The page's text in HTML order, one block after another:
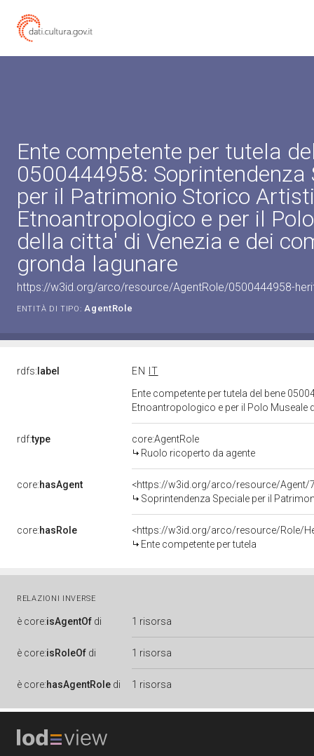
Ente competente per tutela
0500444958: Soprintendenza
per il Patrimonio Storico
Etnoantropologico e per il
della citta' di Venezia e dei
gronda lagunare
https://w3id.org/arco/resource/AgentRole/0500444958-
ENTITÀ DI TIPO: AgentRole
rdfs: label EN
IT
Ente competente per tutela del bene
Etnoantropologico e per il Polo Museale
rdf:type
core:AgentRole
Ruolo ricoperto da agente
core:hasAgent
<https://w3id.org/arco/resource/Agent/
Soprintendenza Speciale per il Patrimonio Storico
core:hasRole
<https://w3id.org/arco/resource/Role/
Ente competente per tutela
RELAZIONI INVERSE
è core:isAgentOf di 1 risorsa
è core:isRoleOf di 1 risorsa
è core:hasAgentRole di 1 risorsa